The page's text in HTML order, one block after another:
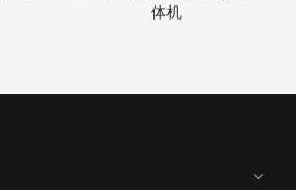
体机